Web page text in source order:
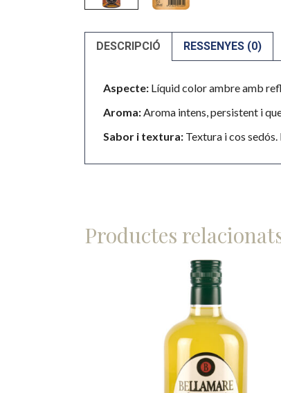
DESCRIPCIÓ RESSENYES (0)
Aspecte: Líquid color ambre amb
Aroma: Aroma intens, persistent i
Sabor i textura: Textura i cos
Productes